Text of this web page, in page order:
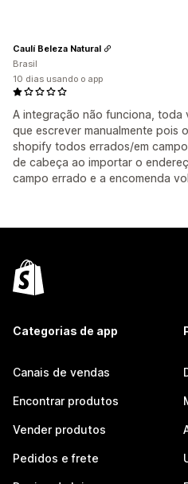
A integração não funciona, toda
que escrever manualmente pois
shopify todos errados/em
de cabeça ao importar o
campo errado e a encomenda
Caulí Beleza Natural
Brasil
10 dias usando o app
Categorias de app
Canais de vendas
Encontrar produtos
Vender produtos
Pedidos e frete